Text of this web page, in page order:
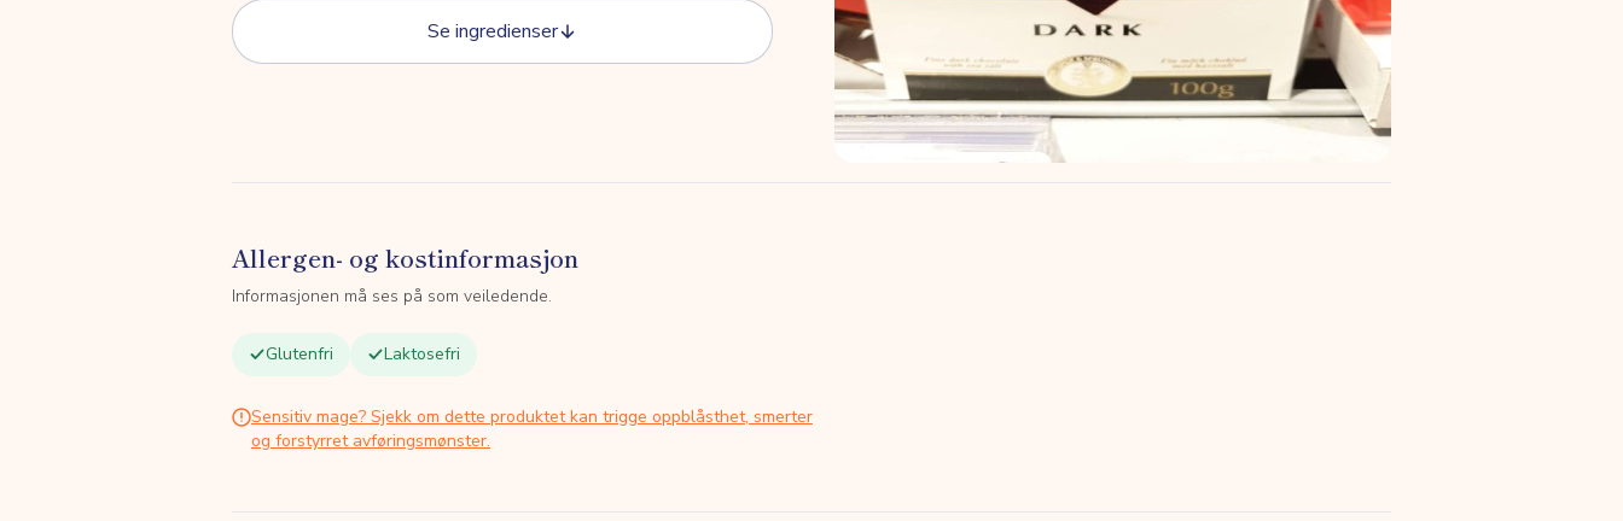
Se ingredienser
Allergen- og kostinformasjon
Informasjonen må ses på som veiledende.
Glutenfri Laktosefri
Sensitiv mage? Sjekk om dette produktet kan trigge oppblåsthet, smerter
og forstyrret avføringsmønster.